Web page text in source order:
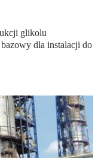
glikolu
dla instalacji do